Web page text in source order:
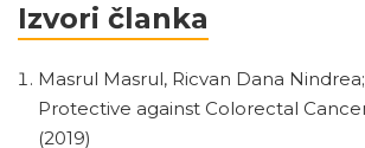
Izvori članka
Masrul Masrul, Ricvan Dana
Protective against Colorectal
(2019)